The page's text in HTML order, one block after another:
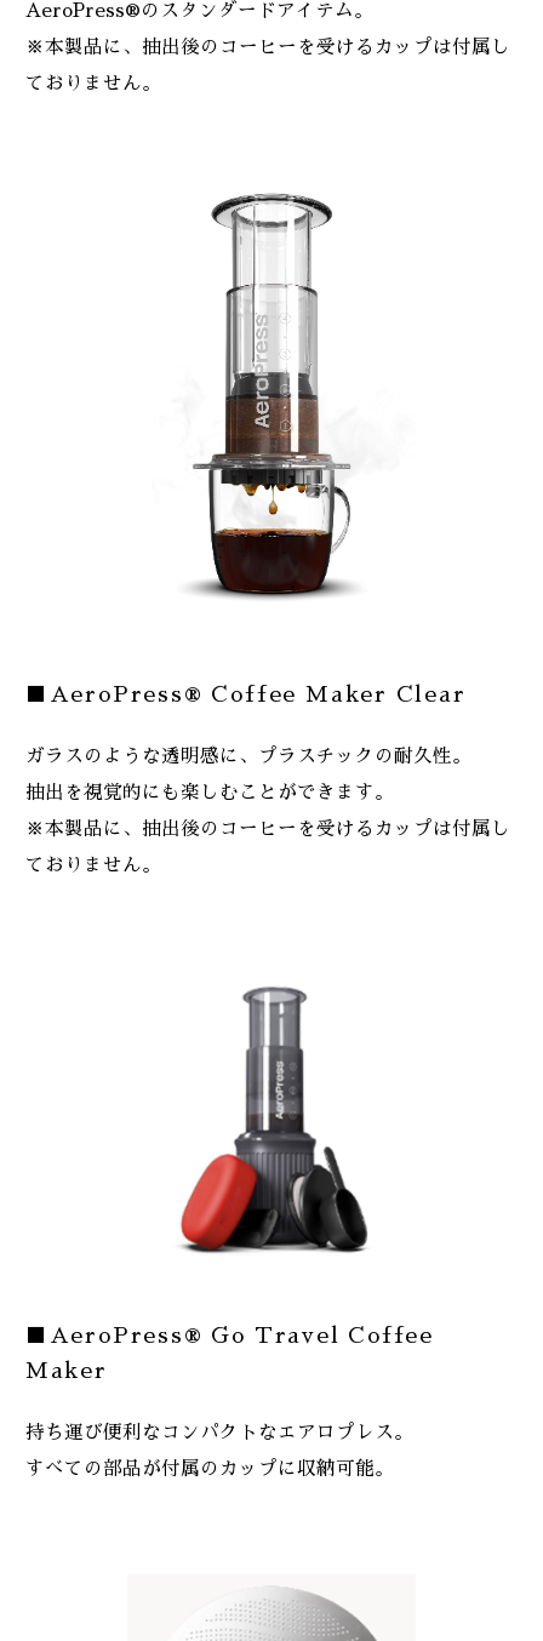
AeroPress®のスタンダードアイテム。
※本製品に、抽出後のコーヒーを受けるカップは付属し
ておりません。
■AeroPress® Coffee Maker Clear
ガラスのような透明感に、プラスチックの耐久性。
抽出を視覚的にも楽しむことができます。
※本製品に、抽出後のコーヒーを受けるカップは付属し
ておりません。
■AeroPress® Go Travel Coffee
Maker
持ち運び便利なコンパクトなエアロプレス。
すべての部品が付属のカップに収納可能。